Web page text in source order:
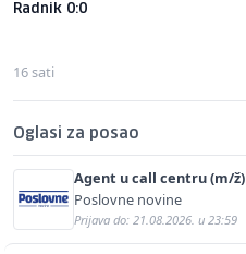
Radnik 0:0
16 sati
Oglasi za posao
Agent u call centru (m/ž)
Poslovne novine
Prijava do: 21.08.2026. u 23:59